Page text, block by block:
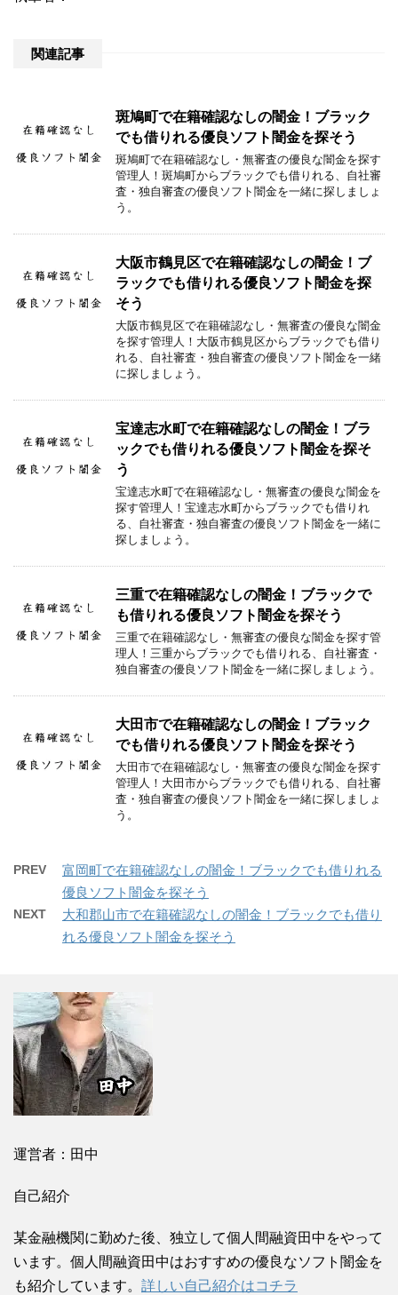
関連記事
斑鳩町で在籍確認なしの闇金！ブラック
でも借りれる優良ソフト闇金を探そう
斑鳩町で在籍確認なし・無審査の優良な闇金を探す
管理人！斑鳩町からブラックでも借りれる、自社審
査・独自審査の優良ソフト闇金を一緒に探しましょ
う。
大阪市鶴見区で在籍確認なしの闇金！ブ
ラックでも借りれる優良ソフト闇金を探
そう
大阪市鶴見区で在籍確認なし・無審査の優良な闇金
を探す管理人！大阪市鶴見区からブラックでも借り
れる、自社審査・独自審査の優良ソフト闇金を一緒
に探しましょう。
宝達志水町で在籍確認なしの闇金！ブラ
ックでも借りれる優良ソフト闇金を探そ
う
宝達志水町で在籍確認なし・無審査の優良な闇金を
探す管理人！宝達志水町からブラックでも借りれ
る、自社審査・独自審査の優良ソフト闇金を一緒に
探しましょう。
三重で在籍確認なしの闇金！ブラックで
も借りれる優良ソフト闇金を探そう
三重で在籍確認なし・無審査の優良な闇金を探す管
理人！三重からブラックでも借りれる、自社審査・
独自審査の優良ソフト闇金を一緒に探しましょう。
大田市で在籍確認なしの闇金！ブラック
でも借りれる優良ソフト闇金を探そう
大田市で在籍確認なし・無審査の優良な闇金を探す
管理人！大田市からブラックでも借りれる、自社審
査・独自審査の優良ソフト闇金を一緒に探しましょ
う。
PREV
富岡町で在籍確認なしの闇金！ブラックでも借りれる
優良ソフト闇金を探そう
NEXT
大和郡山市で在籍確認なしの闇金！ブラックでも借り
れる優良ソフト闇金を探そう
運営者：田中
自己紹介
某金融機関に勤めた後、独立して個人間融資田中をやって
います。個人間融資田中はおすすめの優良なソフト闇金を
も紹介しています。 詳しい自己紹介はコチラ